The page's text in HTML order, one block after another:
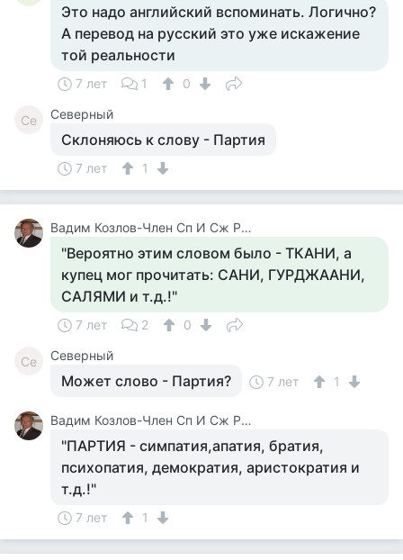
Это надо английский вспоминать. Логично?
А перевод на русский это уже искажение
той реальности
7 лет 1 0
Се Северный
Склоняюсь к слову - Партия
7 лет 1
Вадим Козлов-Член Сп И Сж России.будут Вопросы -Звоните 8 926 571 18 95
"Вероятно этим словом было - ТКАНИ, а
купец мог прочитать: САНИ, ГУРДЖААНИ,
САЛЯМИ и т.д.!"
7 лет 2 0
Се Северный
Может слово - Партия? 7 лет 1
Вадим Козлов-Член Сп И Сж России.будут Вопросы -Звоните 8 926 571 18 95
"ПАРТИЯ - симпатия,апатия, братия,
психопатия, демократия, аристократия и
т.д.!"
7 лет 1